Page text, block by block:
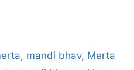
, mandi bhav, Merta